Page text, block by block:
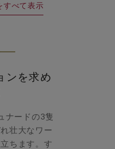
すべて表示
ンを求め
ナードの3隻
壮大なワー
ちます。す